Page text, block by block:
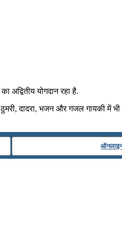
अद्वितीय योगदान रहा है.
दादरा, भजन और गजल गायकी में भी